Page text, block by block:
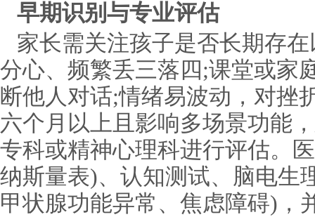
早期识别与专业评估
家长需关注孩子是否长期存
分心、频繁丢三落四;课堂或家
断他人对话;情绪易波动，对挫
六个月以上且影响多场景功能
专科或精神心理科进行评估。
纳斯量表)、认知测试、脑电生
甲状腺功能异常、焦虑障碍)，